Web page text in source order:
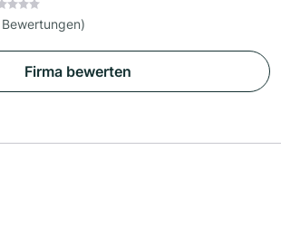
Firma bewerten